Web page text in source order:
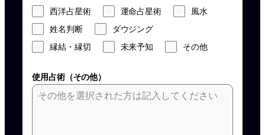
西洋占星術
運命占星術
風水
姓名判断
ダウジング
縁結・縁切
未来予知 その他
使用占術（その他）